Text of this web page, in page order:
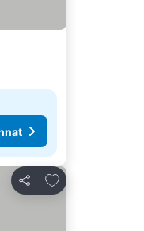
Jaa
Lisää suosikkeihin